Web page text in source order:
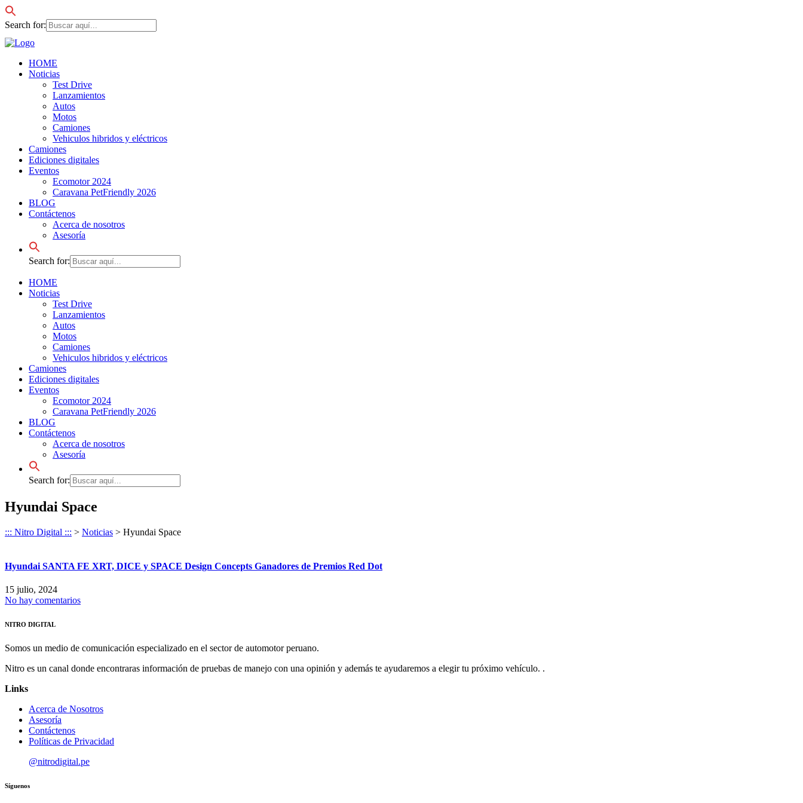
Search for:
HOME
Noticias
Test Drive
Lanzamientos
Autos
Motos
Camiones
Vehiculos hibridos y eléctricos
Camiones
Ediciones digitales
Eventos
Ecomotor 2024
Caravana PetFriendly 2026
BLOG
Contáctenos
Acerca de nosotros
Asesoría
Search for:
HOME
Noticias
Test Drive
Lanzamientos
Autos
Motos
Camiones
Vehiculos hibridos y eléctricos
Camiones
Ediciones digitales
Eventos
Ecomotor 2024
Caravana PetFriendly 2026
BLOG
Contáctenos
Acerca de nosotros
Asesoría
Search for:
Hyundai Space
::: Nitro Digital ::: > Noticias > Hyundai Space
Hyundai SANTA FE XRT, DICE y SPACE Design Concepts Ganadores de Premios Red Dot
15 julio, 2024
No hay comentarios
NITRO DIGITAL
Somos un medio de comunicación especializado en el sector de automotor peruano.
Nitro es un canal donde encontraras información de pruebas de manejo con una opinión y además te ayudaremos a elegir tu próximo vehículo. .
Links
Acerca de Nosotros
Asesoría
Contáctenos
Políticas de Privacidad
@nitrodigital.pe
Síguenos